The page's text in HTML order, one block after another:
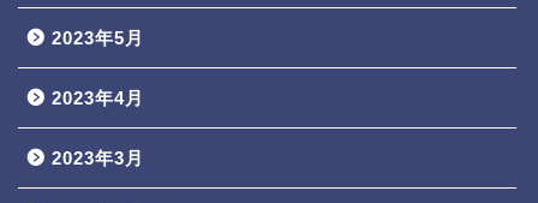
2023年5月
2023年4月
2023年3月